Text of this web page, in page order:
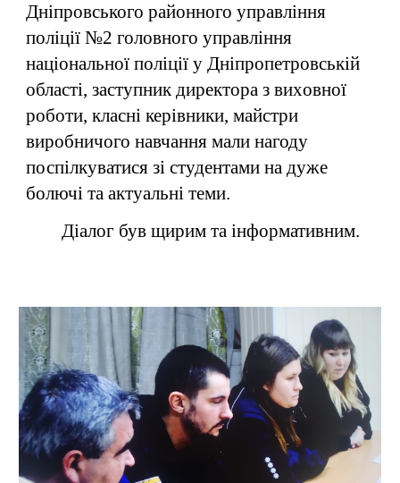
Дніпровського районного управління
поліції №2 головного управління
національної поліції у Дніпропетровській
області, заступник директора з виховної
роботи, класні керівники, майстри
виробничогонавчання мали нагоду
поспілкуватися зі студентами на дуже
болючі та актуальні теми.
Діалог був щирим та інформативним.